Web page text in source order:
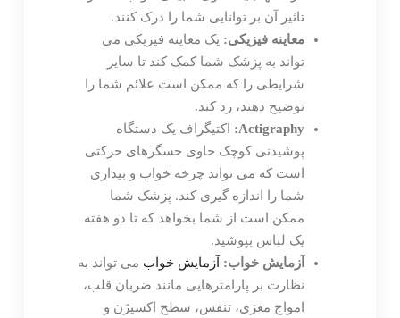
تاثیر آن بر توانایی شما را درک کنند.
معاینه فیزیکی: یک معاینه فیزیکی می
تواند به پزشک شما کمک کند تا سایر
شرایطی را که ممکن است علائم شما را
توضیح دهند، رد کند.
Actigraphy:
اکتیگراف یک دستگاه
پوشیدنی کوچک حاوی حسگرهای حرکتی
است که می تواند چرخه خواب و بیداری
شما را اندازه گیری کند. پزشک شما
ممکن است از شما بخواهد که تا دو هفته
یک لباس بپوشید.
آزمایش خواب: آزمایش خواب می تواند به
نظارت بر پارامترهایی مانند ضربان قلب،
امواج مغزی، تنفس، سطح اکسیژن و